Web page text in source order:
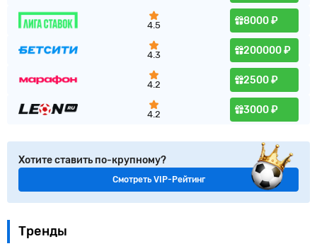
4.5 8000 ₽
4.3 200000 ₽
4.2 2500 ₽
4.2 3000 ₽
Хотите ставить по-крупному?
Смотреть VIP-Рейтинг
Тренды